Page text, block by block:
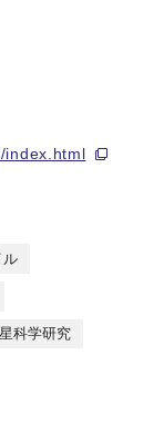
手法を確立し、
ー装置「激光XII
成果の意義）
は、核融合科学研
倍増幅し、現
index.html
ル
科学研究